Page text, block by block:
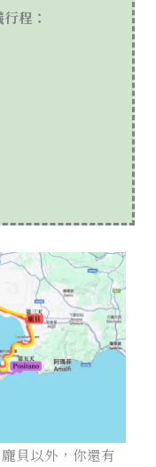
程：
貝以外，你還有